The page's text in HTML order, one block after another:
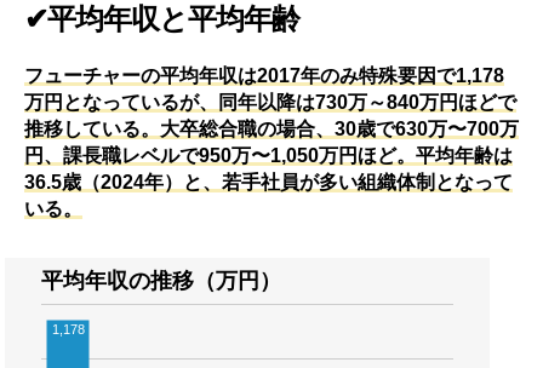
✔平均年収と平均年齢
フューチャーの平均年収は2017年のみ特殊要因で1,178
万円となっているが、同年以降は730万～840万円ほどで
推移している。大卒総合職の場合、30歳で630万〜700万
円、課長職レベルで950万〜1,050万円ほど。平均年齢は
36.5歳（2024年）と、若手社員が多い組織体制となって
いる。
平均年収の推移（万円）
1,178